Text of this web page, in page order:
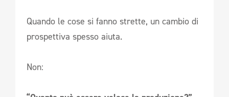
Quando le cose si fanno strette, un cambio di
prospettiva spesso aiuta.
Non: